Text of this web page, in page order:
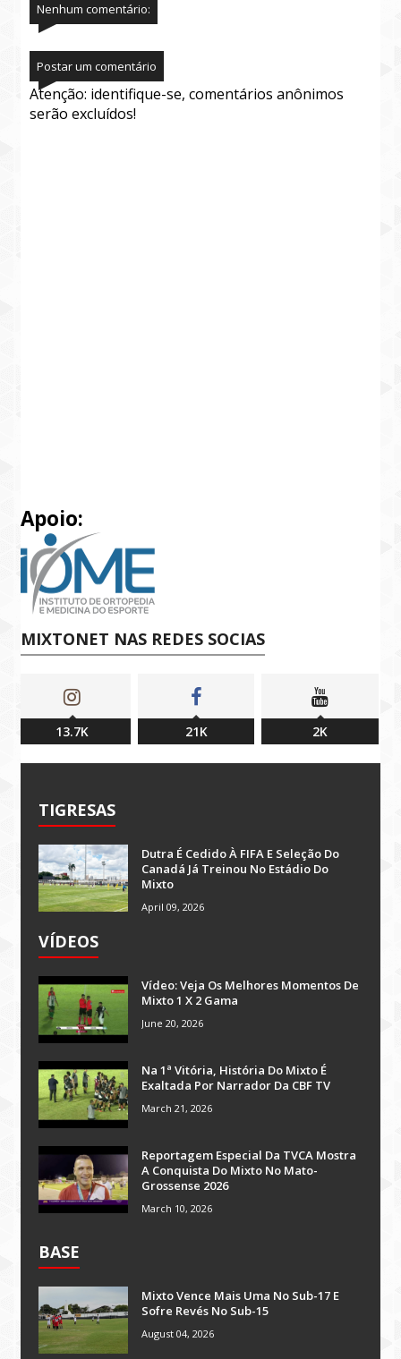
Nenhum comentário:
Postar um comentário
Atenção: identifique-se, comentários anônimos
serão excluídos!
Apoio:
MIXTONET NAS REDES SOCIAS
13.7K 21K 2K
TIGRESAS
Dutra É Cedido À FIFA E Seleção Do
Canadá Já Treinou No Estádio Do
Mixto
April 09, 2026
VÍDEOS
Vídeo: Veja Os Melhores Momentos De
Mixto 1 X 2 Gama
June 20, 2026
Na 1ª Vitória, História Do Mixto É
Exaltada Por Narrador Da CBF TV
March 21, 2026
Reportagem Especial Da TVCA Mostra
A Conquista Do Mixto No Mato-
Grossense 2026
March 10, 2026
BASE
Mixto Vence Mais Uma No Sub-17 E
Sofre Revés No Sub-15
August 04, 2026